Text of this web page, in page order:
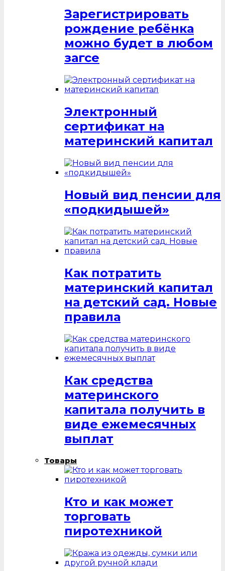
Зарегистрировать
рождение ребёнка
можно будет в любом
загсе
Электронный
сертификат на
материнский капитал
Новый вид пенсии для
«подкидышей»
Как потратить
материнский капитал
на детский сад. Новые
правила
Как средства
материнского
капитала получить в
виде ежемесячных
выплат
Товары
Кто и как может
торговать
пиротехникой